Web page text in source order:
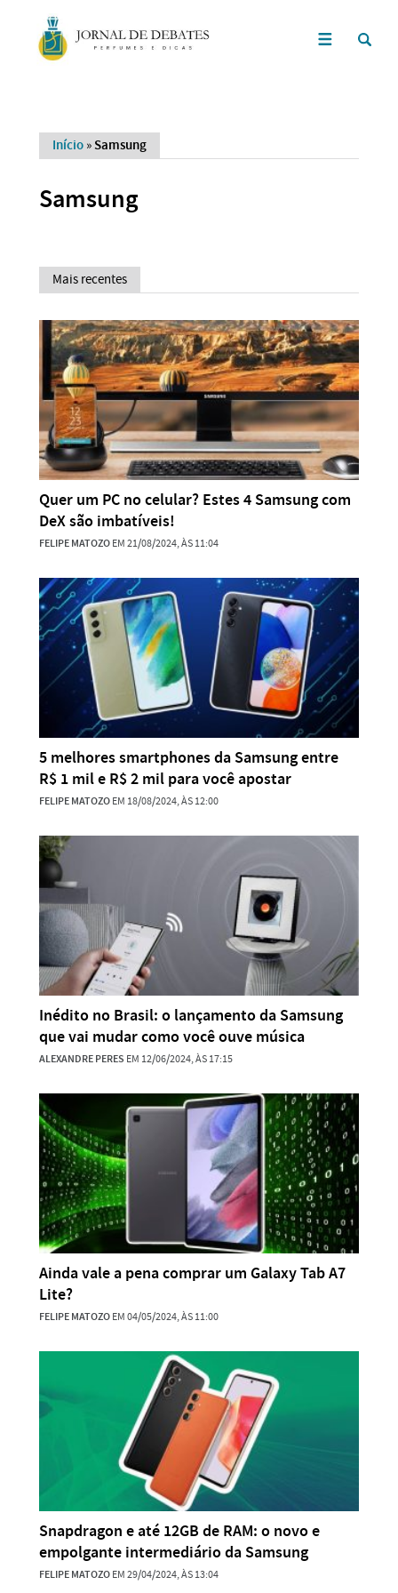
Início » Samsung
Samsung
Mais recentes
Quer um PC no celular? Estes 4 Samsung com
DeX são imbatíveis!
FELIPE MATOZOEM 21/08/2024, ÀS 11:04
5 melhores smartphones da Samsung entre
R$ 1 mil e R$ 2 mil para você apostar
FELIPE MATOZOEM 18/08/2024, ÀS 12:00
Inédito no Brasil: o lançamento da Samsung
que vai mudar como você ouve música
ALEXANDRE PERES EM 12/06/2024, ÀS 17:15
Ainda vale a pena comprar um Galaxy Tab A7
Lite?
FELIPE MATOZOEM 04/05/2024, ÀS 11:00
Snapdragon e até 12GB de RAM: o novo e
empolgante intermediário da Samsung
FELIPE MATOZOEM 29/04/2024, ÀS 13:04